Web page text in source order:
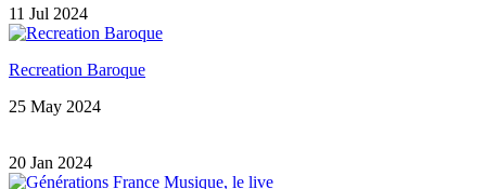
11 Jul 2024
Recreation Baroque
25 May 2024
20 Jan 2024